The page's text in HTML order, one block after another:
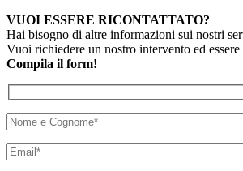
VUOI ESSERE RICONTATTATO?
Hai bisogno di altre informazioni sui nostri
Vuoi richiedere un nostro intervento ed
Compila il form!